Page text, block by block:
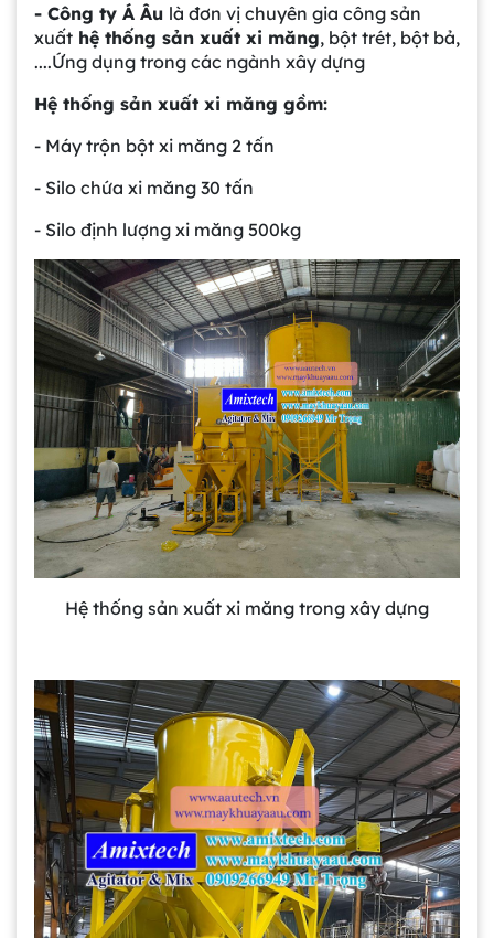
- Công ty Á Âu là đơn vị chuyên gia công sản
xuất hệ thống sản xuất xi măng, bột trét, bột bả,
....Ứng dụng trong các ngành xây dựng
Hệ thống sản xuất xi măng gồm:
- Máy trộn bột xi măng 2 tấn
- Silo chứa xi măng 30 tấn
- Silo định lượng xi măng 500kg
Hệ thống sản xuất xi măng trong xây dựng